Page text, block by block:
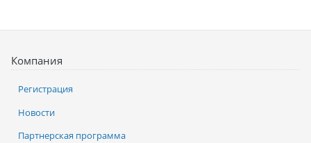
Компания
Регистрация
Новости
Партнерская программа